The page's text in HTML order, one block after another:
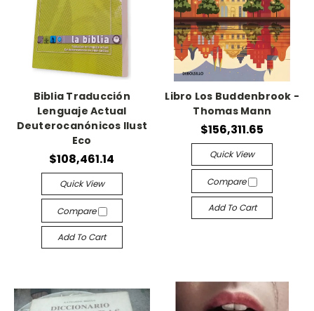
Biblia Traducción
Lenguaje Actual
Deuterocanónicos Ilust
Eco
$108,461.14
Quick View
Compare
Add To Cart
Libro Los Buddenbrook -
Thomas Mann
$156,311.65
Quick View
Compare
Add To Cart